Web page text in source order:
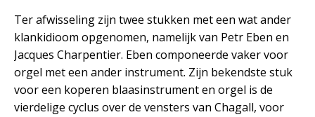
Ter afwisseling zijn twee stukken met een wat ander
klankidioom opgenomen, namelijk van Petr Eben en
Jacques Charpentier. Eben componeerde vaker voor
orgel met een ander instrument. Zijn bekendste stuk
voor een koperen blaasinstrument en orgel is de
vierdelige cyclus over de vensters van Chagall, voor